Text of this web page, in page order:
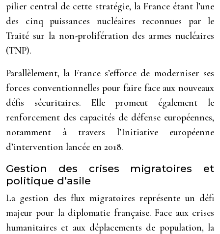
pilier central de cette stratégie, la France étant l’une
des cinq puissances nucléaires reconnues par le
Traité sur la non-prolifération des armes nucléaires
(TNP).
Parallèlement, la France s’efforce de moderniser ses
forces conventionnelles pour faire face aux nouveaux
défis sécuritaires. Elle promeut également le
renforcement des capacités de défense européennes,
notamment à travers l’Initiative européenne
d’intervention lancée en 2018.
Gestion des crises migratoires et
politique d’asile
La gestion des flux migratoires représente un défi
majeur pour la diplomatie française. Face aux crises
humanitaires et aux déplacements de population, la